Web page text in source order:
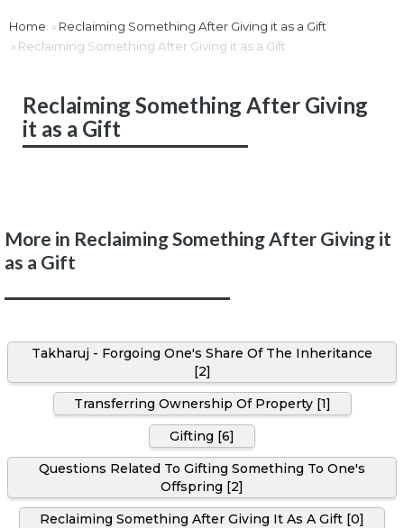
Home
Reclaiming Something After Giving it as a Gift
Reclaiming Something After Giving it as a Gift
Reclaiming Something After Giving
it as a Gift
More in Reclaiming Something After Giving it
as a Gift
Takharuj - Forgoing One's Share Of The Inheritance
[2]
Transferring Ownership Of Property [1]
Gifting [6]
Questions Related To Gifting Something To One's
Offspring [2]
Reclaiming Something After Giving It As A Gift [0]